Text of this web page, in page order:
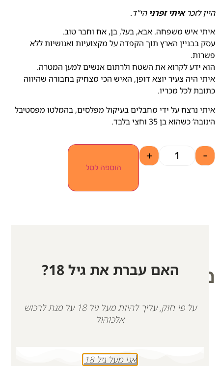
היין לזכראיתי זפרני הי"ד.
איתי איש משפחה. אבא, בעל, בן, אח וחבר טוב.
עסק בבניין הארץ תוך הקפדה על מקצועיות ואנושיות ללא
פשרות.
הוא ידע לקרוא את השטח ולרתום אנשים למען המטרה.
איתי היה צעיר יוצא דופן, האיש הכי מצחיק בחבורה שהיווה
כתובת לכל מכריו.
איתי נרצח על ידי מחבלים בעיקול מפלסים, בהמלטו מפסטיבל
ה׳נובה’ כשהוא בן 35 וחצי בלבד.
-
+
הוספה לסל
מוצרים קשורים
האם עברת את גיל 18?
על פי חוק, עליך להיות מעל גיל 18 על מנת לרכוש
אלכוהול
אני מעל גיל 18